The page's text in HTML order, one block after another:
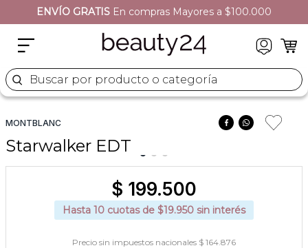
ENVÍO GRATISEN TODO EL SITIO
Buscar por producto o categoría
MONTBLANC
Starwalker EDT
$ 199.500
Hasta 10 cuotas de $19.950 sin interés
Precio sin impuestos nacionales $ 164.876
moschino
naj oleari
5. versace